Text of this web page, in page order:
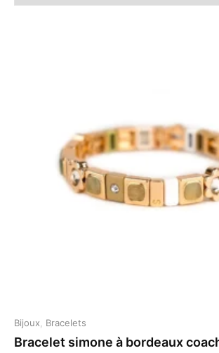
Bijoux Bracelets
Bracelet simone à bordeaux